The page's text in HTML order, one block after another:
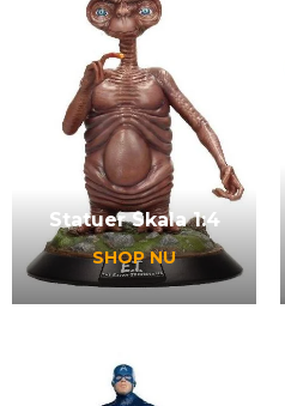
Statuer Skala 1:4
SHOP NU